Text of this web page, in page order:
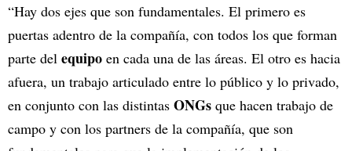
“Hay dos ejes que son fundamentales. El primero es
puertas adentro de la compañía, con todos los que forman
parte del equipo en cada una de las áreas. El otro es hacia
afuera, un trabajo articulado entre lo público y lo privado,
en conjunto con las distintas ONGs que hacen trabajo de
campo y con los partners de la compañía, que son